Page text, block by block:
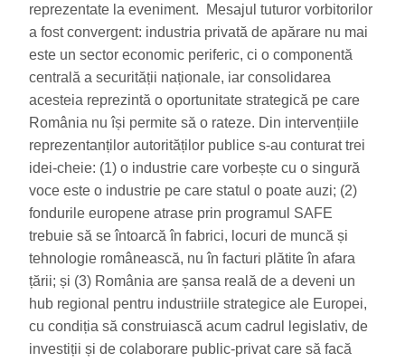
reprezentate la eveniment. Mesajul tuturor vorbitorilor
a fost convergent: industria privată de apărare nu mai
este un sector economic periferic, ci o componentă
centrală a securității naționale, iar consolidarea
acesteia reprezintă o oportunitate strategică pe care
România nu își permite să o rateze. Din intervențiile
reprezentanților autorităților publice s-au conturat trei
idei-cheie: (1) o industrie care vorbește cu o singură
voce este o industrie pe care statul o poate auzi; (2)
fondurile europene atrase prin programul SAFE
trebuie să se întoarcă în fabrici, locuri de muncă și
tehnologie românească, nu în facturi plătite în afara
țării; și (3) România are șansa reală de a deveni un
hub regional pentru industriile strategice ale Europei,
cu condiția să construiască acum cadrul legislativ, de
investiții și de colaborare public-privat care să facă